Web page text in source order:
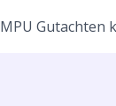
MPU Gutachten